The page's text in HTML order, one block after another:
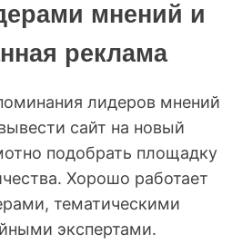
мнений и
реклама
лидеров мнений
сайт на новый
подобрать площадку
Хорошо работает
тематическими
экспертами.